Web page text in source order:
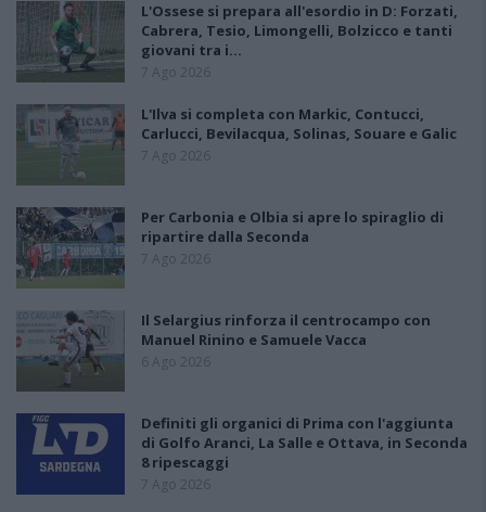
L'Ossese si prepara all'esordio in D: Forzati,
Cabrera, Tesio, Limongelli, Bolzicco e tanti
giovani tra i…
7 Ago 2026
L'Ilva si completa con Markic, Contucci,
Carlucci, Bevilacqua, Solinas, Souare e Galic
7 Ago 2026
Per Carbonia e Olbia si apre lo spiraglio di
ripartire dalla Seconda
7 Ago 2026
Il Selargius rinforza il centrocampo con
Manuel Rinino e Samuele Vacca
6 Ago 2026
Definiti gli organici di Prima con l'aggiunta
di Golfo Aranci, La Salle e Ottava, in Seconda
8 ripescaggi
7 Ago 2026